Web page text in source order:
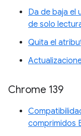
Da de baja el
de solo
Quita el
Chrome 139
comprimidos